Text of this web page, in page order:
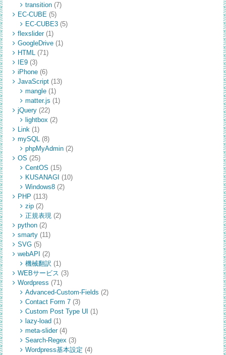
【js
transition(7)
EC-CUBE(5)
EC-CUBE3(5)
flexslider(1)
GoogleDrive(1)
HTML(71)
IE9(3)
iPhone(6)
JavaScript(13)
mangle(1)
matter.js (1)
jQuery(22)
lightbox (2)
Link(1)
mySQL(8)
phpMyAdmin(2)
OS (25)
CentOS (15)
KUSANAGI (10)
Windows8(2)
PHP (113)
zip(2)
正規表現(2)
python(2)
smarty(11)
SVG(5)
webAPI
(2)
機械翻訳 (1)
WEBサービス (3)
Wordpress (71)
Advanced-Custom-Fields (2)
Contact Form 7(3)
Custom Post Type UI (1)
lazy-load (1)
meta-slider(4)
Search-Regex (3)
Wordpress基本設定 (4)